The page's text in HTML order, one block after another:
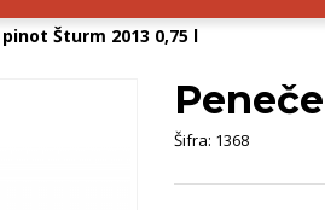
Regija
Goriška Brda
Šturm 2013 0,75 l
Šifra: 1368